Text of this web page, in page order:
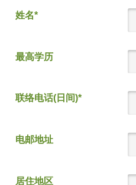
姓名*
最高学历
联络电话(日间)*
电邮地址
居住地区